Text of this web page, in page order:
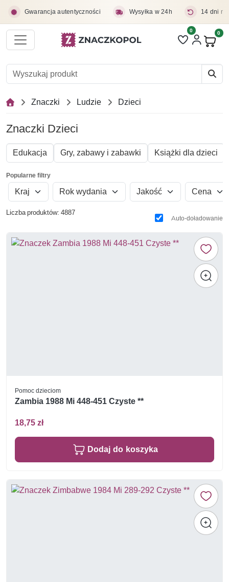
Gwarancja autentyczności Wysyłka w 24h 14 dni
Liczba pozycji
0 0
Znaczki Ludzie Dzieci
Znaczki Dzieci
Edukacja Gry, zabawy i zabawki Książki dla dzieci
Popularne filtry
Kraj Rok wydania Jakość Cena
Liczba produktów: 4887
Auto-doładowanie
Pomoc dzieciom
Zambia 1988 Mi 448-451 Czyste **
18,75 zł
Dodaj do koszyka